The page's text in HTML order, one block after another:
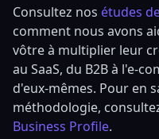
Consultez nos études
comment nous avons
vôtre à multiplier leur
au SaaS, du B2B à l'e-
d'eux-mêmes. Pour en
méthodologie,
Business Profile.